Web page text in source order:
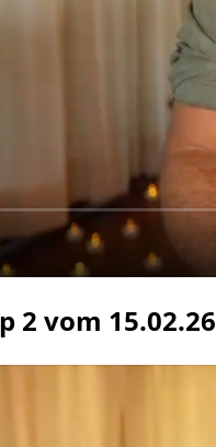
2 vom 15.02.26